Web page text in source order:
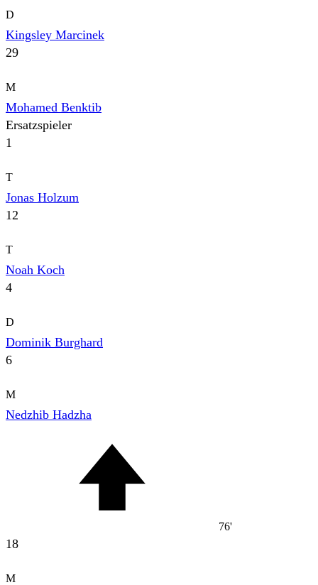
D
Kingsley Marcinek
29
M
Mohamed Benktib
Ersatzspieler
1
T
Jonas Holzum
12
T
Noah Koch
4
D
Dominik Burghard
6
M
Nedzhib Hadzha
76'
18
M